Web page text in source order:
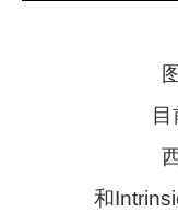
图
目前
西
和Intrinsic